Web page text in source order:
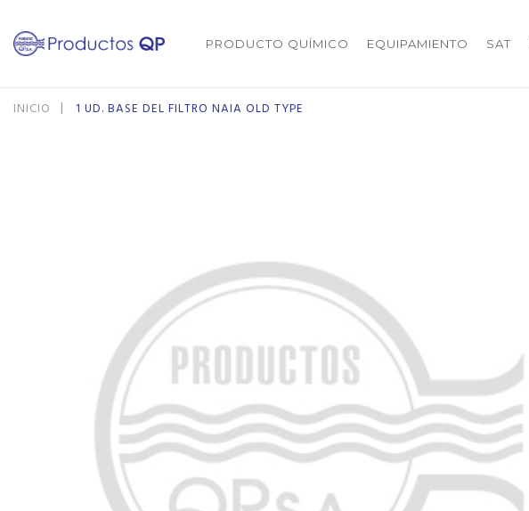
PRODUCTO QUÍMICO EQUIPAMIENTO SAT
INICIO 1 UD. BASE DEL FILTRO NAIA OLD TYPE